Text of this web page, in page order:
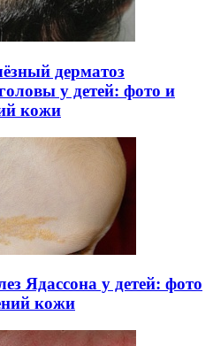
дерматоз
у детей: фото и
кожи
Ядассона у детей: фото
кожи